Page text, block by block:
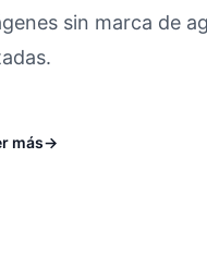
sin marca de
más→